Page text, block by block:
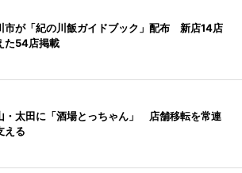
市が「紀の川飯ガイドブック」配布 新店14店
た54店掲載
・太田に「酒場とっちゃん」 店舗移転を常連
える